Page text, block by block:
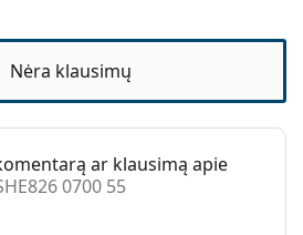
Herrera
Nėra klausimų
ar klausimą apie
0700 55